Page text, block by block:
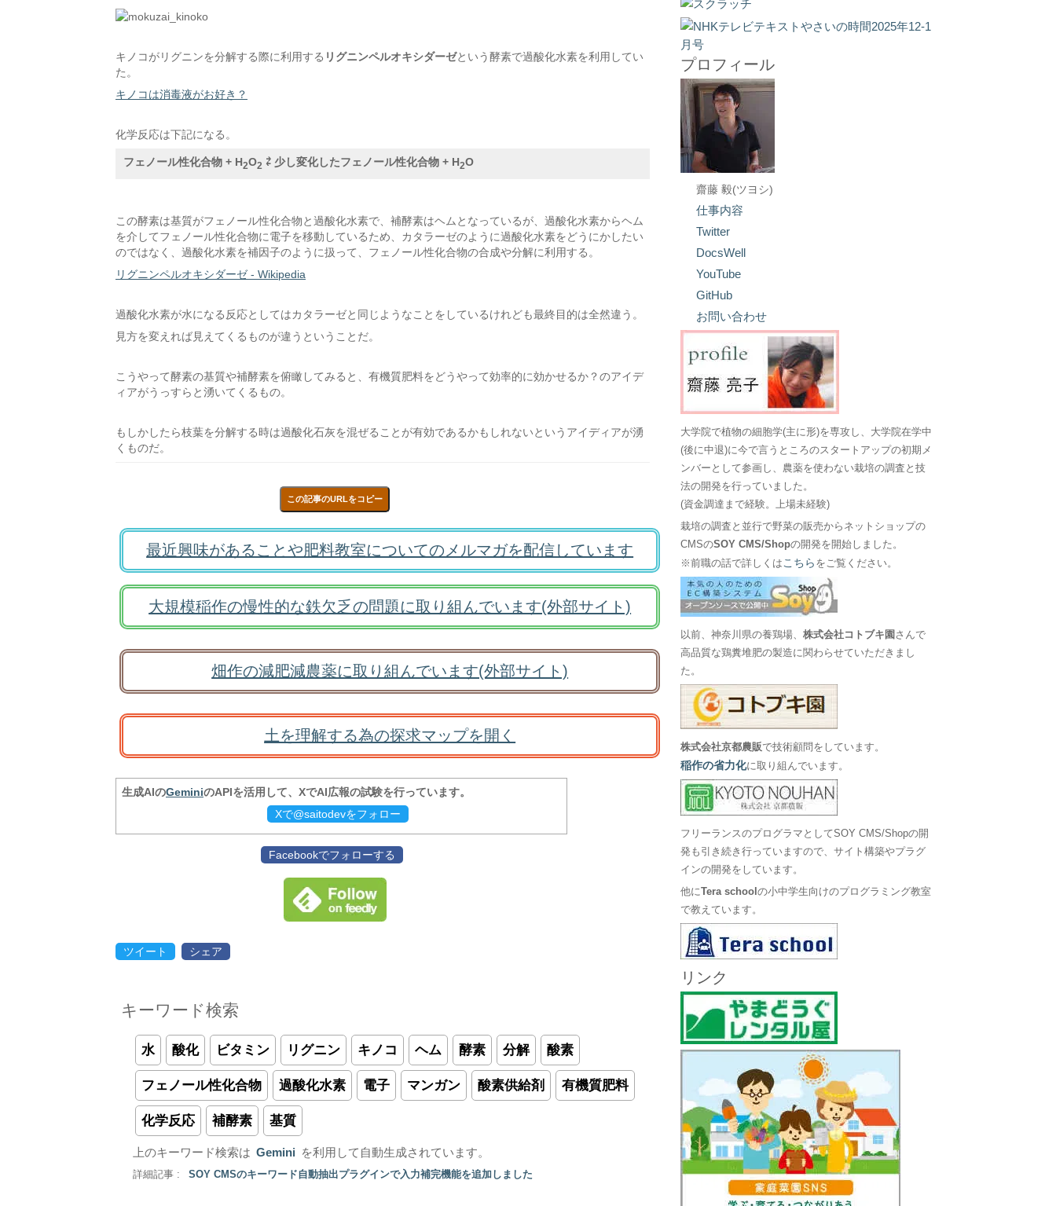
キノコがリグニンを分解する際に利用する リグニンペルオキシダーゼという酵素で過酸化水素を利用してい
た。
キノコは消毒液がお好き？
化学反応は下記になる。
フェノール性化合物 + H2O2 ⇄ 少し変化したフェノール性化合物 + H2O
この酵素は基質がフェノール性化合物と過酸化水素で、補酵素はヘムとなっているが、過酸化水素からヘム
を介してフェノール性化合物に電子を移動しているため、カタラーゼのように過酸化水素をどうにかしたい
のではなく、過酸化水素を補因子のように扱って、フェノール性化合物の合成や分解に利用する。
リグニンペルオキシダーゼ - Wikipedia
過酸化水素が水になる反応としてはカタラーゼと同じようなことをしているけれども最終目的は全然違う。
見方を変えれば見えてくるものが違うということだ。
こうやって酵素の基質や補酵素を俯瞰してみると、有機質肥料をどうやって効率的に効かせるか？のアイデ
ィアがうっすらと湧いてくるもの。
もしかしたら枝葉を分解する時は過酸化石灰を混ぜることが有効であるかもしれないというアイディアが湧
くものだ。
この記事のURLをコピー
最近興味があることや肥料教室についてのメルマガを配信しています
大規模稲作の慢性的な鉄欠乏の問題に取り組んでいます(外部サイト)
畑作の減肥減農薬に取り組んでいます(外部サイト)
土を理解する為の探求マップを開く
生成AIのGeminiのAPIを活用して、XでAI広報の試験を行っています。
Xで@saitodevをフォロー
Facebookでフォローする
ツイート シェア
キーワード検索
水 酸化 ビタミン リグニン キノコ ヘム 酵素 分解 酸素
フェノール性化合物 過酸化水素 電子 マンガン 酸素供給剤 有機質肥料
化学反応 補酵素 基質
上のキーワード検索は Gemini を利用して自動生成されています。
詳細記事 : SOY CMSのキーワード自動抽出プラグインで入力補完機能を追加しました
プロフィール
齋藤 毅(ツヨシ)
仕事内容
Twitter
DocsWell
YouTube
GitHub
お問い合わせ
大学院で植物の細胞学(主に形)を専攻し、大学院在学中
(後に中退)に今で言うところのスタートアップの初期メ
ンバーとして参画し、農薬を使わない栽培の調査と技
法の開発を行っていました。
(資金調達まで経験。上場未経験)
栽培の調査と並行で野菜の販売からネットショップの
CMSのSOY CMS/Shopの開発を開始しました。
※前職の話で詳しくは こちら をご覧ください。
以前、神奈川県の養鶏場、株式会社コトブキ園 さんで
高品質な鶏糞堆肥の製造に関わらせていただきまし
た。
株式会社京都農販で技術顧問をしています。
稲作の省力化に取り組んでいます。
フリーランスのプログラマとしてSOY CMS/Shopの開
発も引き続き行っていますので、サイト構築やプラグ
インの開発をしています。
他にTera schoolの小中学生向けのプログラミング教室
で教えています。
リンク